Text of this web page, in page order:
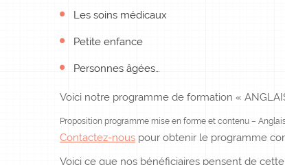
Les soins médicaux
Petite enfance
Personnes âgées…
Voici notre programme de formation «
Proposition programme mise en forme et contenu –
Contactez-nous pour obtenir le programme
Voici ce que nos bénéficiaires pensent de